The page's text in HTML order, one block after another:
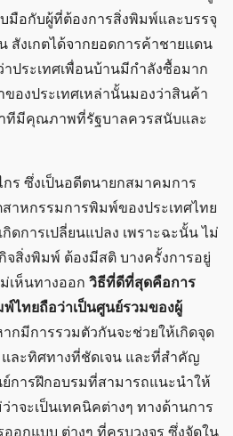
มือกับผู้ที่ต้องการสิ่งพิมพ์และบรรจุ
สังเกตได้จากยอดการค้าชายแดน
าประเทศเพื่อนบ้านมีกำลังซื้อมาก
องประเทศเหล่านั้นมองว่าสินค้า
ทีมีคุณภาพที่รัฐบาลควรสนับและ
ร ซึ่งเป็นอดีตนายกสมาคมการ
าหกรรมการพิมพ์ของประเทศไทย
กิดการเปลี่ยนแปลง เพราะฉะนั้น ไม่
จสิ่งพิมพ์ ต้องมีสติ บางครั้งการอยู่
เห็นทางออก วิธีที่ดีที่สุดคือการ
ไทยถือว่าเป็นศูนย์รวมของผู้
กมีการรวมตัวกันจะช่วยให้เกิดจุด
ละทิศทางที่ชัดเจน และที่สำคัญ
การฝึกอบรมที่สามารถแนะนำให้
าจะเป็นเทคนิคต่างๆ ทางด้านการ
อกแบบ ต่างๆ ที่ครบวงจร ซึ่งจัดใน